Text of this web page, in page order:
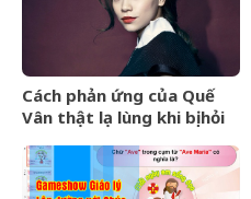
Cách phản ứng của Quế
Vân thật lạ lùng khi bị hỏi